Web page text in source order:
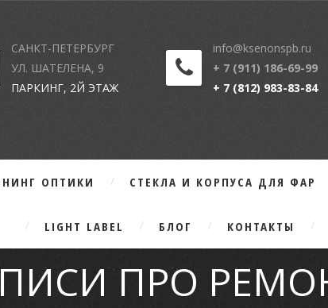
САНКТ-ПЕТЕРБУРГ
УЛ. ШАТЕЛЕНА, 9
ПАРКИНГ, 2Й ЭТАЖ
info@ksenonspb.ru
+ 7 (911) 186-69-99
+ 7 (812) 983-83-84
ОПТИКИ СТЕКЛА И КОРПУСА ДЛЯ ФАР
LIGHT LABEL БЛОГ КОНТАКТЫ
ПРО